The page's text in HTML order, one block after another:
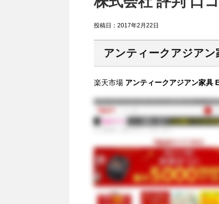
投稿日： 2017年2月22日
アンティークアジア
楽天市場 アンティークアジアン家具